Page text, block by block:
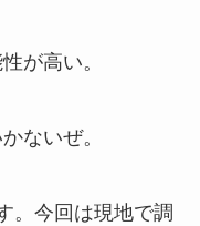
が高い。
ないぜ。
。今回は現地で調